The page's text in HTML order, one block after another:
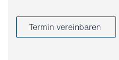
Termin vereinbaren